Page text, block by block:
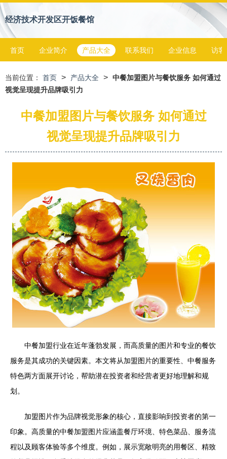
经济技术开发区开饭餐馆
首页 企业简介 产品大全 联系我们 企业信息 访客
当前位置： 首页 > 产品大全 > 中餐加盟图片与餐饮服务 如何通过
视觉呈现提升品牌吸引力
中餐加盟图片与餐饮服务 如何通过
视觉呈现提升品牌吸引力
中餐加盟行业在近年蓬勃发展，而高质量的图片和专业的餐饮
服务是其成功的关键因素。本文将从加盟图片的重要性、中餐服务
特色两方面展开讨论，帮助潜在投资者和经营者更好地理解和规
划。
加盟图片作为品牌视觉形象的核心，直接影响到投资者的第一
印象。高质量的中餐加盟图片应涵盖餐厅环境、特色菜品、服务流
程以及顾客体验等多个维度。例如，展示宽敞明亮的用餐区、精致